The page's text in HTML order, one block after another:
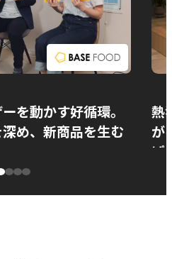
を動かす好循環。
め、新商品を生む
熱
が
ぱ